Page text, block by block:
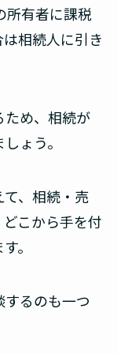
所有者に課税
相続人に引き
ため、相続が
ょう。
、相続・売
こから手を付
。
るのも一つ